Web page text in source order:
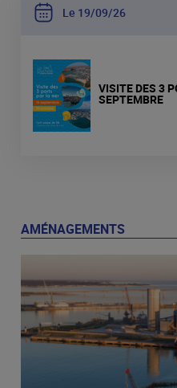
Le 19 09 26
VISITE DES 3
SEPTEMBRE
AMÉNAGEMENTS